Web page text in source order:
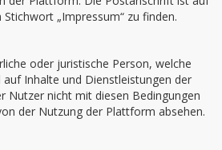
„Impressum“ zu finden.
oder juristische Person, welche
Inhalte und Dienstleistungen der
Nutzer nicht mit diesen Bedingungen
der Nutzung der Plattform absehen.